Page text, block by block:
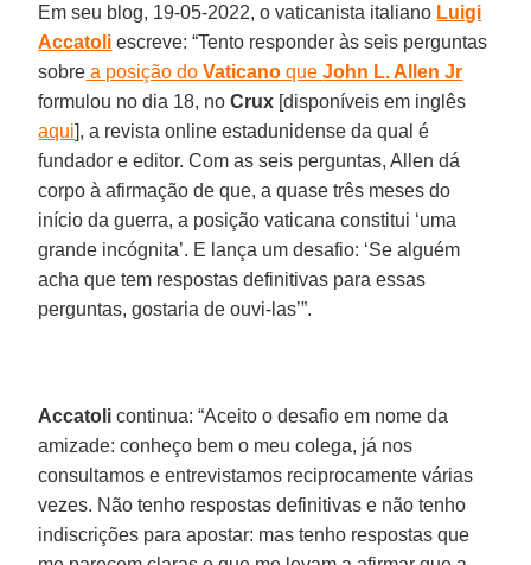
Em seu blog, 19-05-2022, o vaticanista italiano Luigi
Accatoli escreve: “Tento responder às seis perguntas
sobre a posição doVaticano queJohn L. Allen Jr
formulou no dia 18, noCrux [disponíveis em inglês
aqui], a revista online estadunidense da qual é
fundador e editor. Com as seis perguntas, Allen dá
corpo à afirmação de que, a quase três meses do
início da guerra, a posição vaticana constitui ‘uma
grande incógnita’. E lança um desafio: ‘Se alguém
acha que tem respostas definitivas para essas
perguntas, gostaria de ouvi-las’”.
Accatoli continua: “Aceito o desafio em nome da
amizade: conheço bem o meu colega, já nos
consultamos e entrevistamos reciprocamente várias
vezes. Não tenho respostas definitivas e não tenho
indiscrições para apostar: mas tenho respostas que